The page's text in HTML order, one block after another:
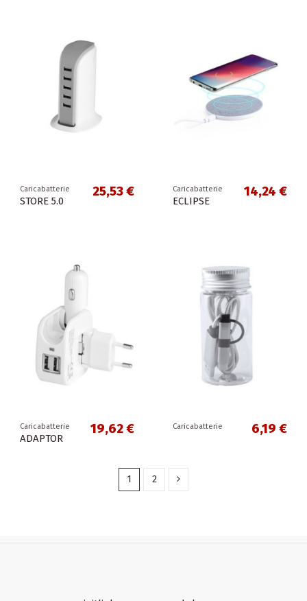
Caricabatterie
STORE 5.0
25,53 € Caricabatterie
ECLIPSE
14,24 €
Caricabatterie
ADAPTOR
19,62 € Caricabatterie 6,19 €
1 2